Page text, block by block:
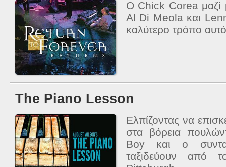
Ο Chick Corea μαζί
Al Di Meola και
καλύτερο τρόπο
The Piano Lesson
Ελπίζοντας να
στα βόρεια
Boy και ο
ταξιδεύουν από